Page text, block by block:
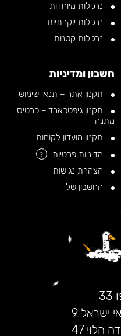
נרגילות מיוחדות
נרגילות יוקרתיות
נרגילות קטנות
חשבון ומדיניות
תקנון אתר – תנאי שימוש
תקנון גיפטכארד – כרטיס
מתנה
תקנון מועדון לקוחות
מדיניות פרטיות
?
הצהרת נגישות
החשבון שלי
ישראל 9
הלוי 47